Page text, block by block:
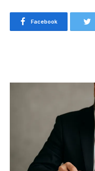
Facebook